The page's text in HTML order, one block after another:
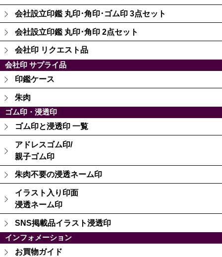
会社設立印鑑 丸印･角印･ゴム印 3点セット
会社設立印鑑 丸印･角印 2点セット
会社印 リクエスト品
会社印 サプライ品
印鑑ケース
朱肉
ゴム印・浸透印
ゴム印と浸透印 一覧
アドレスゴム印/
親子ゴム印
朱肉不要の浸透ネーム印
イラスト入り印面
浸透ネーム印
SNS掲載品イラスト浸透印
インフォメーション
お買物ガイド